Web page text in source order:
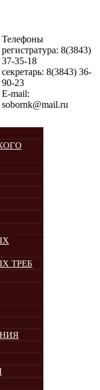
Телефоны
регистратура: 8(3843)
37-35-18
секретарь: 8(3843) 36-
90-23
E-mail:
sobornk@mail.ru
ТРЕБ